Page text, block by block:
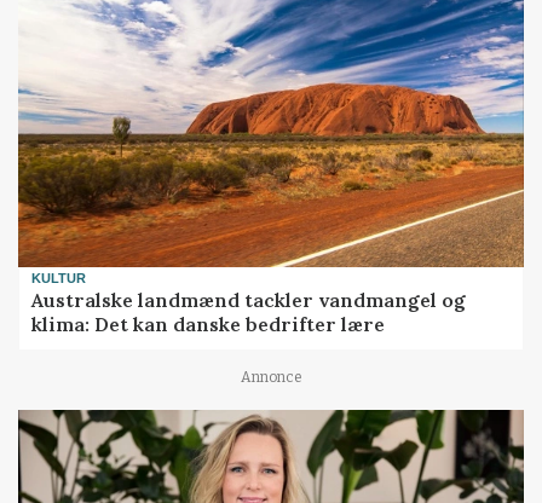
KULTUR
Australske landmænd tackler vandmangel og
klima: Det kan danske bedrifter lære
Annonce